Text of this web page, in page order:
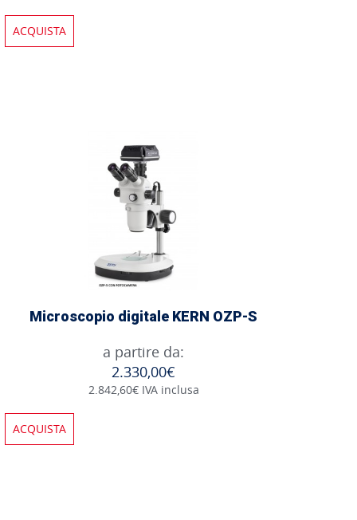
ACQUISTA
Microscopio digitale KERN OZP-S
a partire da:
2.330,00€
2.842,60€ IVA inclusa
ACQUISTA